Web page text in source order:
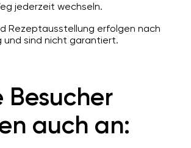
jederzeit wechseln.
Rezeptausstellung erfolgen nach
und sind nicht garantiert.
Besucher
auch an: